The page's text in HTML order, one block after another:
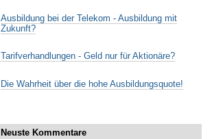
Ausbildung bei der Telekom - Ausbildung mit
Zukunft?
Tarifverhandlungen - Geld nur für Aktionäre?
Die Wahrheit über die hohe Ausbildungsquote!
Neuste Kommentare